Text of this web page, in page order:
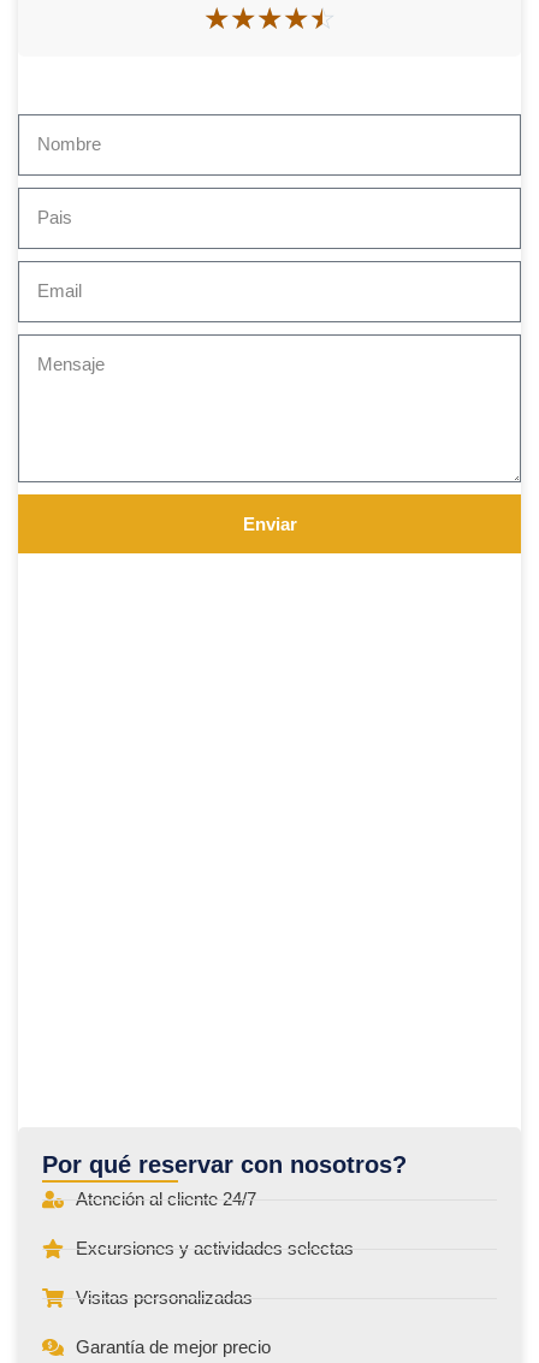
☆☆☆☆☆
Enviar
Por qué reservar con nosotros?
Atención al cliente 24/7
Excursiones y actividades selectas
Visitas personalizadas
Garantía de mejor precio